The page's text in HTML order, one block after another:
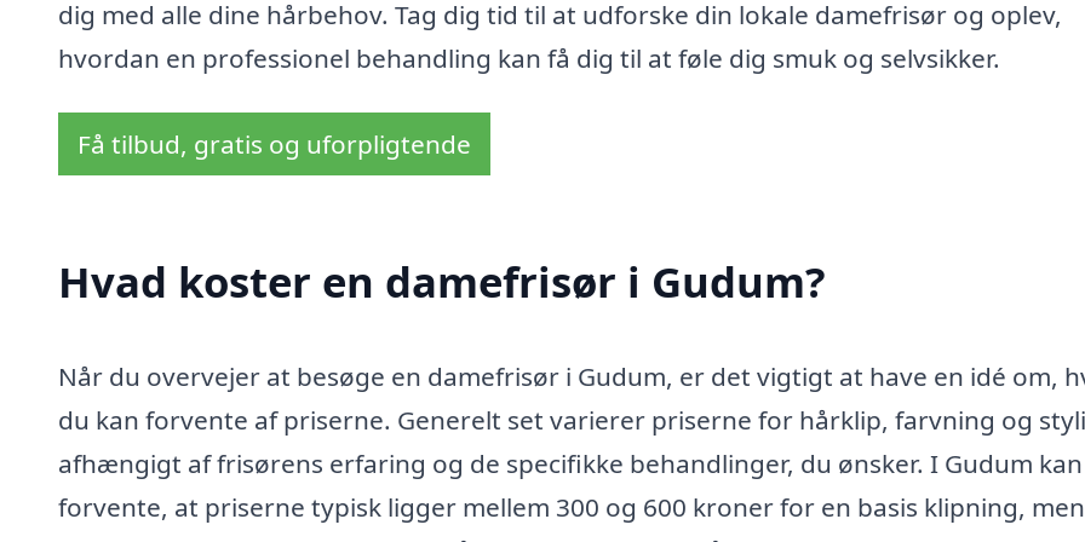
dig med alle dine hårbehov. Tag dig tid til at udforske din lokale damefrisør og oplev,
hvordan en professionel behandling kan få dig til at føle dig smuk og selvsikker.
Få tilbud, gratis og uforpligtende
Hvad koster en damefrisør i Gudum?
Når du overvejer at besøge en damefrisør i Gudum, er det vigtigt at have en idé om,
du kan forvente af priserne. Generelt set varierer priserne for hårklip, farvning og
afhængigt af frisørens erfaring og de specifikke behandlinger, du ønsker. I Gudum
forvente, at priserne typisk ligger mellem 300 og 600 kroner for en basis klipning,